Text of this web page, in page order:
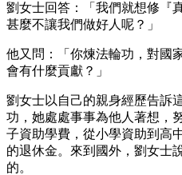
劉女士回答：「我們就想修『
甚麼不讓我們做好人呢？」
他又問：「你煉法輪功，對國
會有什麼貢獻？」
劉女士以自己的親身經歷告訴
功，她處處事事為他人著想，
子資助學費，從小學資助到高
的退休金。來到國外，劉女士
的。